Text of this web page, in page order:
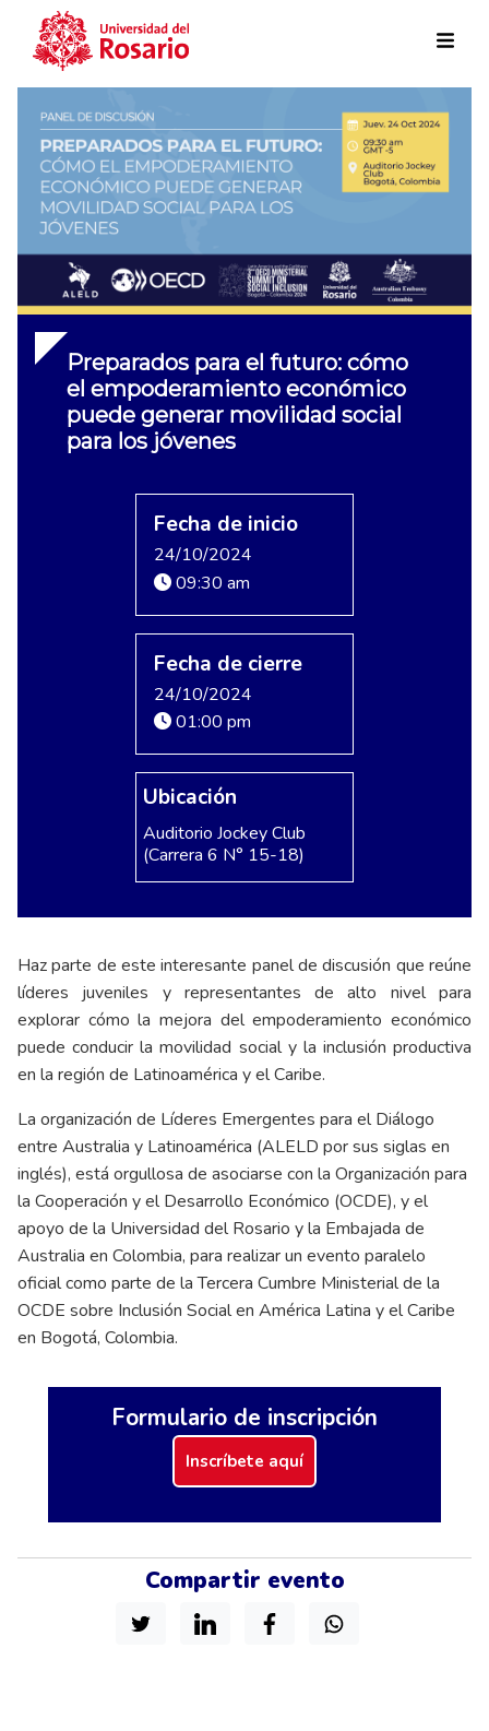
Formulario de inscripción
Inscríbete aquí
Compartir evento
Preparados para el futuro: cómo
el empoderamiento económico
puede generar movilidad social
para los jóvenes
Fecha de inicio
24/10/2024
09:30 am
Fecha de cierre
24/10/2024
01:00 pm
Ubicación
Auditorio Jockey Club
(Carrera 6 N° 15-18)
Haz parte de este interesante panel de discusión que reúne
líderes juveniles y representantes de alto nivel para
explorar cómo la mejora del empoderamiento económico
puede conducir la movilidad social y la inclusión productiva
en la región de Latinoamérica y el Caribe.
La organización de Líderes Emergentes para el Diálogo
entre Australia y Latinoamérica (ALELD por sus siglas en
inglés), está orgullosa de asociarse con la Organización para
la Cooperación y el Desarrollo Económico (OCDE), y el
apoyo de la Universidad del Rosario y la Embajada de
Australia en Colombia, para realizar un evento paralelo
oficial como parte de la Tercera Cumbre Ministerial de la
OCDE sobre Inclusión Social en América Latina y el Caribe
en Bogotá, Colombia.